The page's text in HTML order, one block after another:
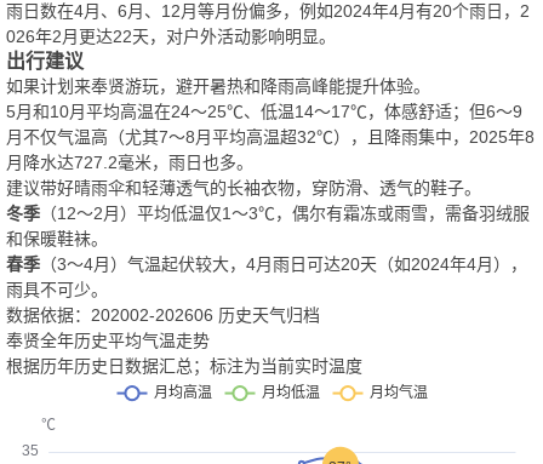
雨日数在4月、6月、12月等月份偏多，例如2024年4月有20个雨日，2
026年2月更达22天，对户外活动影响明显。
出行建议
如果计划来奉贤游玩，避开暑热和降雨高峰能提升体验。
5月和10月平均高温在24～25℃、低温14～17℃，体感舒适；但6～9
月不仅气温高（尤其7～8月平均高温超32℃），且降雨集中，2025年8
月降水达727.2毫米，雨日也多。
建议带好晴雨伞和轻薄透气的长袖衣物，穿防滑、透气的鞋子。
冬季 （12～2月）平均低温仅1～3℃，偶尔有霜冻或雨雪，需备羽绒服
和保暖鞋袜。
春季 （3～4月）气温起伏较大，4月雨日可达20天（如2024年4月），
雨具不可少。
数据依据：202002-202606 历史天气归档
奉贤全年历史平均气温走势
根据历年历史日数据汇总；标注为当前实时温度